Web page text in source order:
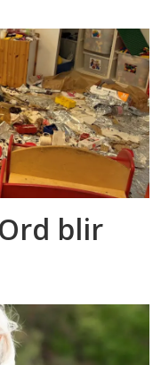
blir